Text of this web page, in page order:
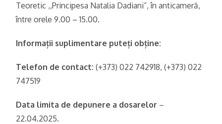
Teoretic ,,Principesa Natalia Dadiani”, în anticameră,
între orele 9.00 – 15.00.
Informații suplimentare puteți obține:
Telefon de contact: (+373) 022 742918, (+373) 022
747519
Data limita de depunere a dosarelor –
22.04.2025.